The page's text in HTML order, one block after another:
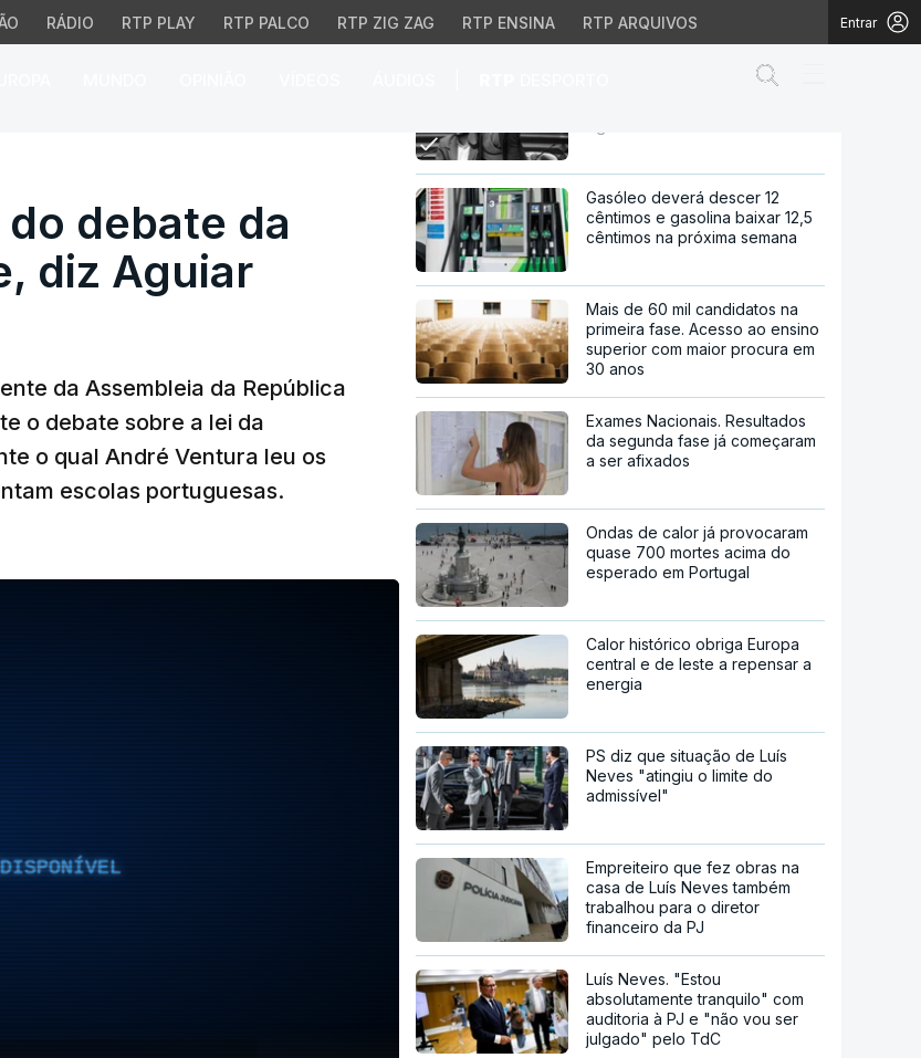
RÁDIO RTP PLAY RTP PALCO RTP ZIG ZAG RTP ENSINA RTP ARQUIVOS Entrar
debate da Lei da Nacionalidade, diz
debate da
diz Aguiar
da Assembleia da República
o debate sobre a lei da
o qual André Ventura leu os
escolas portuguesas.
Condução "correta" do debate
Gasóleo deverá descer 12
cêntimos e gasolina baixar 12,5
cêntimos na próxima semana
Mais de 60 mil candidatos na
primeira fase. Acesso ao ensino
superior com maior procura em
30 anos
Exames Nacionais. Resultados
da segunda fase já começaram
a ser afixados
Ondas de calor já provocaram
quase 700 mortes acima do
esperado em Portugal
Calor histórico obriga Europa
central e de leste a repensar a
energia
PS diz que situação de Luís
Neves "atingiu o limite do
admissível"
Empreiteiro que fez obras na
casa de Luís Neves também
trabalhou para o diretor
financeiro da PJ
Luís Neves. "Estou
absolutamente tranquilo" com
auditoria à PJ e "não vou ser
julgado" pelo TdC